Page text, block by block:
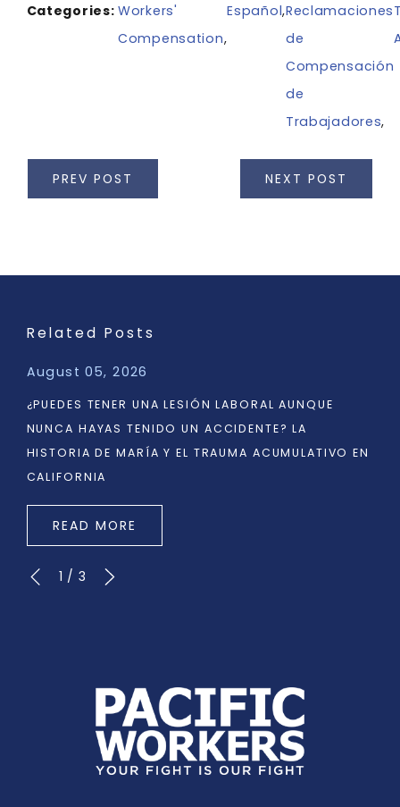
Categories:Workers'
Compensation,
Español,Reclamaciones
de
Compensación
de
Trabajadores,
PREV POST NEXT POST
Related Posts
August 05, 2026
¿PUEDES TENER UNA LESIÓN LABORAL AUNQUE
NUNCA HAYAS TENIDO UN ACCIDENTE? LA
HISTORIA DE MARÍA Y EL TRAUMA ACUMULATIVO EN
CALIFORNIA
READ MORE
1 / 3